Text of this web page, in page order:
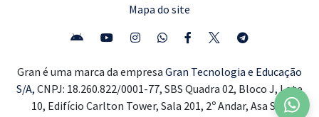
Mapa do site
Gran é uma marca da empresa Gran Tecnologia e Educação
S/A, CNPJ: 18.260.822/0001-77, SBS Quadra 02, Bloco J, Lote
10, Edifício Carlton Tower, Sala 201, 2º Andar, Asa Sul,